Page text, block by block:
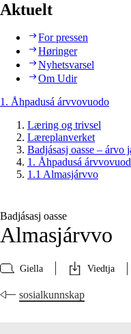
Aktuelt
For pressen
Høringer
Nyhetsvarsel
Om Udir
1. Åhpadusá árvvovuodo
Læring og trivsel
Læreplanverket
Badjásasj oasse – árvo
1. Åhpadusá
1.1 Almasjárvvo
Badjásasj oasse
Almasjárvvo
Giella Viedtja
sosialkunnskap